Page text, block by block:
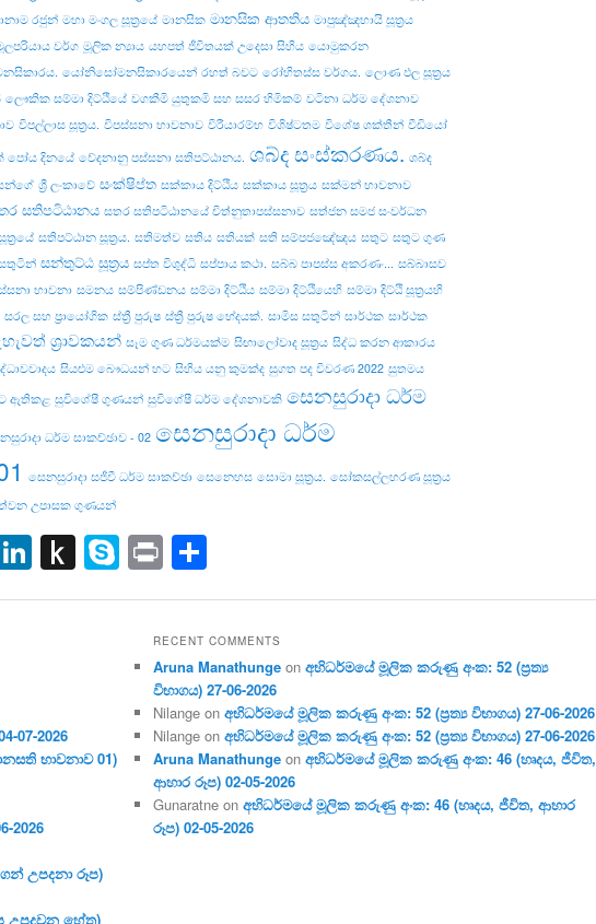
රජුන් මහා මංගල සූත්‍රයේ මානසික මානසික ආතතිය මාපුඤ්ඤභායි සූත්‍රය
වර්ග මූලික න්‍යාය යහපත් ජීවිතයක් උදෙසා සිහිය යොමුකරන
යෝනිසෝමනසිකාරයෙන් රහත් බවට රෝහිතස්‌ස වර්ගය. ලොණ ඵල සූත්‍රය
ලෞකික සම්මා දිට්ඨියේ වගකීමි යුතුකමි සහ සසර හිමිකම් වටිනා ධර්ම දේශනාව
විපල්‌ලාස සූත්‍රය. විපස්සනා භාවනාව විරීයාරම්භ විශිෂ්ටතම විශේෂ ශක්තීන් වීඩියෝ
පෝය දිනයේ වේදනානු පස්සනා සතිපට්ඨානය. ශබ්ද සංස්කරණය. ශබ්ද
ශ්‍රී ලංකාවේ සංක්ෂිප්ත සක්කාය දිට්ඨිය සක්කාය සූත්‍රය සක්මන් භාවනාව
සතිපටිඨානය සතර සතිපටිඨානයේ චිත්නුතාපස්සනාව සත්ජන සමජ සංවර්ධන
සතිපට්‌ඨාන සූත්‍රය. සතිමත්ව සතිය සතියක් සති සම්පජඤේඤය සතුට සතුට ගුණ
සන්තුට්ඨ සූත්‍රය සප්ත විශුද්ධි සප්පාය කථා. සබ්බ පාපස්ස අකරණං... සබ්බාසව
භාවනා සමනය සම්පිණ්ඩනය සම්මා දිට්ඨිය සම්මා දිට්ඨියෙහි සම්මා දිට්ඨි සූත්‍රයහි
සරල සහ ප්‍රායෝගික ස්ත්‍රී පුරුෂ ස්ත්‍රී පුරුෂ භේදයක්. සාමිස සතුටින් සාර්ථක සාර්ථක
ශ්‍රාවකයන් සෑම ගුණ ධර්මයක්ම සිඟාලෝවාද සූත්‍රය සිද්ධ කරන ආකාරය
සියළුම බෞධයන් හට සිහිය යනු කුමක්ද සුගත පද විවරණ 2022 සුතමය
ඇතිකළ සුවිශේෂී ගුණයන් සුවිශේෂී ධර්ම දේශනාවකි සෙනසුරාදා ධර්ම
ධර්ම සාකච්ඡාව - 02 සෙනසුරාදා ධර්ම
සෙනසුරාදා සජීවී ධර්ම සාකච්ඡා සෙනෙහස සොමා සූත්‍රය. සෝකසල්ලහරණ සූත්‍රය
උපාසක ගුණයන්
LinkedIn
Push
to
Kindle
Skype
PrintShare
07-2026
භාවනාව 01)
2026
උපදනා රූප)
උපදවන හේතු)
RECENT COMMENTS
Aruna Manathunge onඅභිධර්මයේ මූලික කරුණු අංක: 52 (ප්‍ර‍ත්‍ය
විභාගය) 27-06-2026
Nilange onඅභිධර්මයේ මූලික කරුණු අංක: 52 (ප්‍ර‍ත්‍ය විභාගය) 27-06-2026
Nilange onඅභිධර්මයේ මූලික කරුණු අංක: 52 (ප්‍ර‍ත්‍ය විභාගය) 27-06-2026
Aruna Manathunge onඅභිධර්මයේ මූලික කරුණු අංක: 46 (හෘදය, ජීවිත,
ආහාර රූප) 02-05-2026
Gunaratne onඅභිධර්මයේ මූලික කරුණු අංක: 46 (හෘදය, ජීවිත, ආහාර
රූප) 02-05-2026